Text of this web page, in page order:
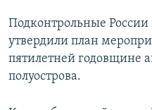
Подконтрольные России
утвердили план
пятилетней годовщине
полуострова.